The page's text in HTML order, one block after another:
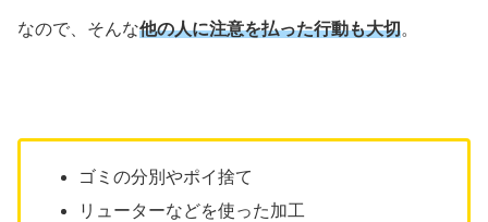
なので、そんな他の人に注意を払った行動も大切。
ゴミの分別やポイ捨て
リューターなどを使った加工